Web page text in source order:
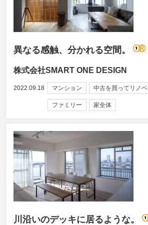
異なる感触、分かれる空間。
株式会社SMART ONE DESIGN
2022.09.18 マンション 中古を買ってリノ
ファミリー 家全体
川沿いのデッキに居るような。